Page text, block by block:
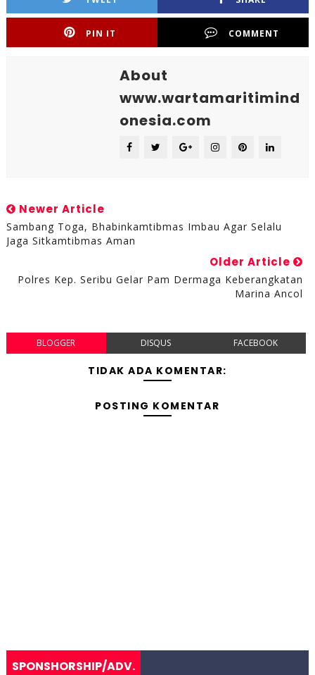
PIN IT COMMENT
About
www.wartamaritimind
onesia.com
Newer Article
Sambang Toga, Bhabinkamtibmas Imbau Agar Selalu
Jaga Sitkamtibmas Aman
Older Article
Polres Kep. Seribu Gelar Pam Dermaga Keberangkatan
Marina Ancol
BLOGGER DISQUS FACEBOOK
TIDAK ADA KOMENTAR:
POSTING KOMENTAR
SPONSHORSHIP/ADV.